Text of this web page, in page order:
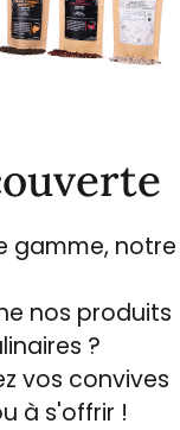
gamme, notre
nos produits
?
vos convives
à s'offrir !